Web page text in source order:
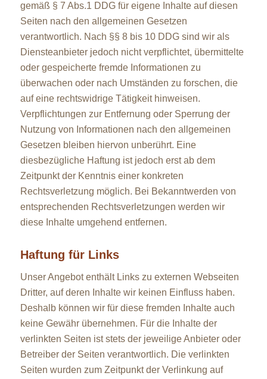
gemäß § 7 Abs.1 DDG für eigene Inhalte auf diesen
Seiten nach den allgemeinen Gesetzen
verantwortlich. Nach §§ 8 bis 10 DDG sind wir als
Diensteanbieter jedoch nicht verpflichtet, übermittelte
oder gespeicherte fremde Informationen zu
überwachen oder nach Umständen zu forschen, die
auf eine rechtswidrige Tätigkeit hinweisen.
Verpflichtungen zur Entfernung oder Sperrung der
Nutzung von Informationen nach den allgemeinen
Gesetzen bleiben hiervon unberührt. Eine
diesbezügliche Haftung ist jedoch erst ab dem
Zeitpunkt der Kenntnis einer konkreten
Rechtsverletzung möglich. Bei Bekanntwerden von
entsprechenden Rechtsverletzungen werden wir
diese Inhalte umgehend entfernen.
Haftung für Links
Unser Angebot enthält Links zu externen Webseiten
Dritter, auf deren Inhalte wir keinen Einfluss haben.
Deshalb können wir für diese fremden Inhalte auch
keine Gewähr übernehmen. Für die Inhalte der
verlinkten Seiten ist stets der jeweilige Anbieter oder
Betreiber der Seiten verantwortlich. Die verlinkten
Seiten wurden zum Zeitpunkt der Verlinkung auf